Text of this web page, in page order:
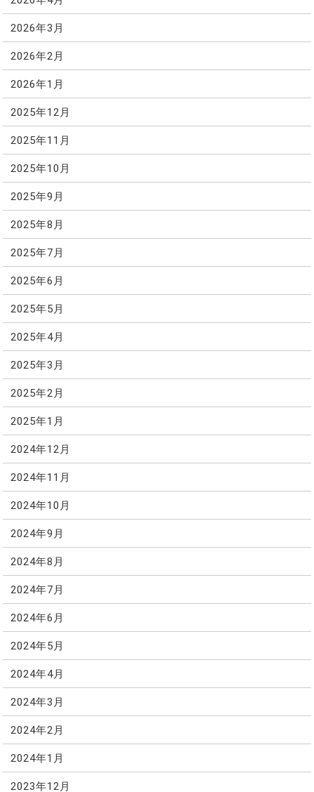
2026年3月
2026年2月
2026年1月
2025年12月
2025年11月
2025年10月
2025年9月
2025年8月
2025年7月
2025年6月
2025年5月
2025年4月
2025年3月
2025年2月
2025年1月
2024年12月
2024年11月
2024年10月
2024年9月
2024年8月
2024年7月
2024年6月
2024年5月
2024年4月
2024年3月
2024年2月
2024年1月
2023年12月